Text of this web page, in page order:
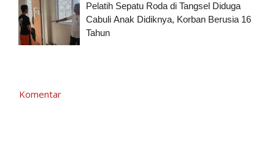
Pelatih Sepatu Roda di Tangsel Diduga
Cabuli Anak Didiknya, Korban Berusia 16
Tahun
Komentar